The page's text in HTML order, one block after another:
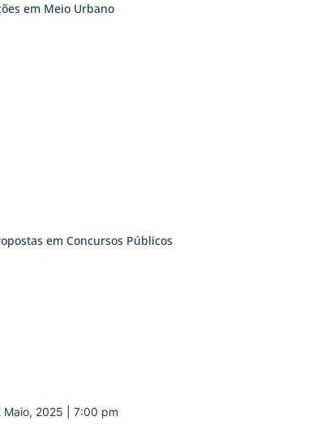
em Meio Urbano
em Concursos Públicos
Maio, 2025 | 7:00 pm